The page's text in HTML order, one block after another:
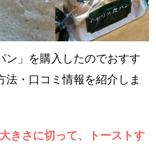
ン」を購入したのでおすす
・口コミ情報を紹介しま
きさに切って、トーストす